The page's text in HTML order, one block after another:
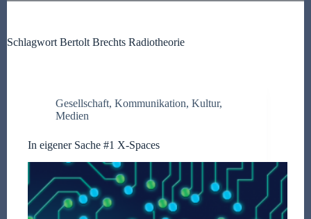
Schlagwort Bertolt Brechts Radiotheorie
Gesellschaft, Kommunikation, Kultur,
Medien
In eigener Sache #1 X-Spaces